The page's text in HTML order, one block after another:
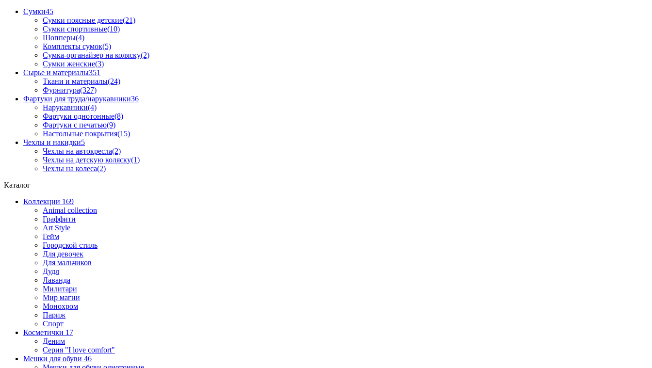
Сумки45
Сумки поясные детские(21)
Сумки спортивные(10)
Шопперы(4)
Комплекты сумок(5)
Сумка-органайзер на коляску(2)
Сумки женские(3)
Сырье и материалы351
Ткани и материалы(24)
Фурнитура(327)
Фартуки для труда/нарукавники36
Нарукавники(4)
Фартуки однотонные(8)
Фартуки с печатью(9)
Настольные покрытия(15)
Чехлы и накидки5
Чехлы на автокресла(2)
Чехлы на детскую коляску(1)
Чехлы на колеса(2)
Каталог
Коллекции 169
Animal collection
Граффити
Art Style
Гейм
Городской стиль
Для девочек
Для мальчиков
Дудл
Лаванда
Милитари
Мир магии
Монохром
Париж
Спорт
Косметички 17
Деним
Серия "I love comfort"
Мешки для обуви 46